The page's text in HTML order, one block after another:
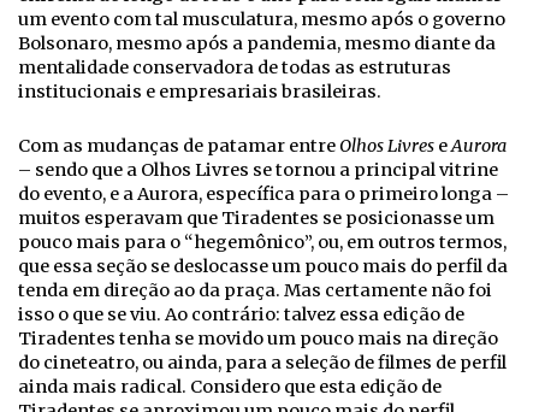
um evento com tal musculatura, mesmo após o governo
Bolsonaro, mesmo após a pandemia, mesmo diante da
mentalidade conservadora de todas as estruturas
institucionais e empresariais brasileiras.
Com as mudanças de patamar entreOlhos Livres eAurora
– sendo que a Olhos Livres se tornou a principal vitrine
do evento, e a Aurora, específica para o primeiro longa –
muitos esperavam que Tiradentes se posicionasse um
pouco mais para o “hegemônico”, ou, em outros termos,
que essa seção se deslocasse um pouco mais do perfil da
tenda em direção ao da praça. Mas certamente não foi
isso o que se viu. Ao contrário: talvez essa edição de
Tiradentes tenha se movido um pouco mais na direção
do cineteatro, ou ainda, para a seleção de filmes de perfil
ainda mais radical. Considero que esta edição de